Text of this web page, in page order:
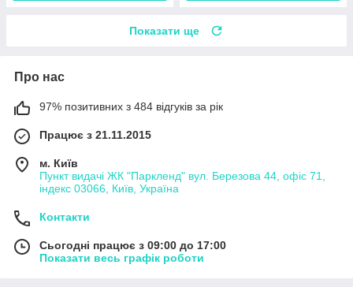
Показати ще
Про нас
97% позитивних з 484 відгуків за рік
Працює з 21.11.2015
м. Київ
Пункт видачі ЖК "Паркленд" вул. Березова 44, офіс 71,
індекс 03066, Київ, Україна
Контакти
Сьогодні працює з 09:00 до 17:00
Показати весь графік роботи